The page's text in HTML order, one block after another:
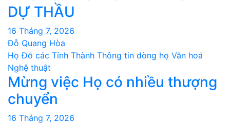
DỰ THẦU
16 Tháng 7, 2026
Đỗ Quang Hòa
Họ Đỗ các Tỉnh Thành Thông tin dòng họ Văn hoá
Nghệ thuật
Mừng việc Họ có nhiều thượng
chuyển
16 Tháng 7, 2026